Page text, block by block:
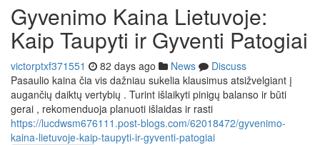
Gyvenimo Kaina Lietuvoje:
Kaip Taupyti ir Gyventi Patogiai
victorptxf371551 82 days ago News
Discuss
Pasaulio kaina čia vis dažniau sukelia klausimus atsižvelgiant į
augančių daiktų vertybių . Turint išlaikyti pinigų balanso ir būti
gerai , rekomenduoja planuoti išlaidas ir rasti
https://lucdwsm676111.post-blogs.com/62018472/gyvenimo-
kaina-lietuvoje-kaip-taupyti-ir-gyventi-patogiai